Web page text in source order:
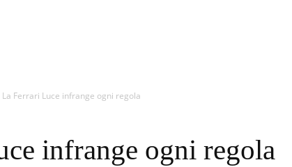
La Ferrari Luce infrange ogni regola
infrange ogni regola